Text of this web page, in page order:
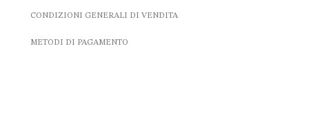
CONDIZIONI GENERALI DI VENDITA
METODI DI PAGAMENTO